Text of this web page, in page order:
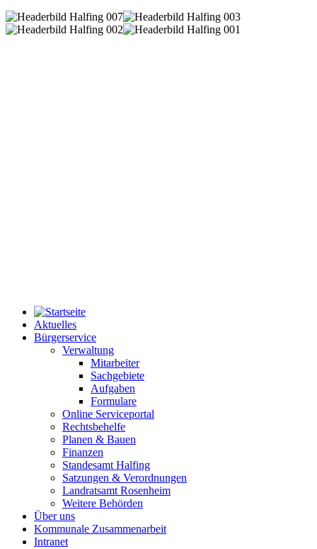
Aktuelles
Bürgerservice
Verwaltung
Mitarbeiter
Sachgebiete
Aufgaben
Formulare
Online Serviceportal
Rechtsbehelfe
Planen & Bauen
Finanzen
Standesamt Halfing
Satzungen & Verordnungen
Landratsamt Rosenheim
Weitere Behörden
Über uns
Kommunale Zusammenarbeit
Intranet